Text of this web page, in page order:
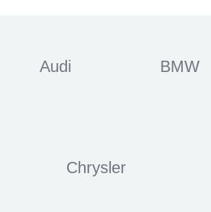
Audi BMW
Chrysler